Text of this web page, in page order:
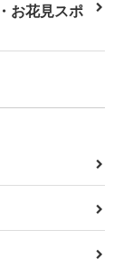
お花見スポ